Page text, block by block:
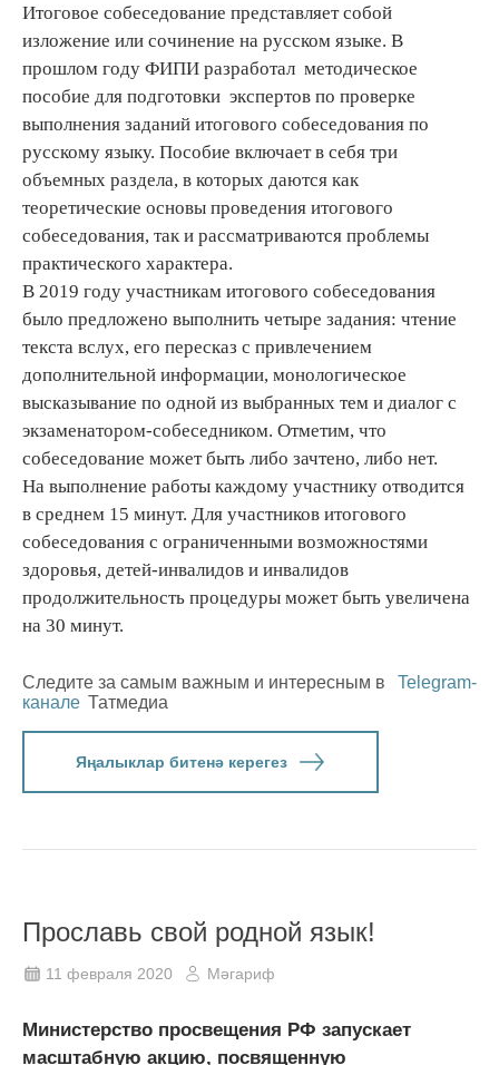
Итоговое собеседование представляет собой
изложение или сочинение на русском языке. В
прошлом году ФИПИ разработал методическое
пособие для подготовки экспертов по проверке
выполнения заданий итогового собеседования по
русскому языку. Пособие включает в себя три
объемных раздела, в которых даются как
теоретические основы проведения итогового
собеседования, так и рассматриваются проблемы
практического характера.
В 2019 году участникам итогового собеседования
было предложено выполнить четыре задания: чтение
текста вслух, его пересказ с привлечением
дополнительной информации, монологическое
высказывание по одной из выбранных тем и диалог с
экзаменатором-собеседником. Отметим, что
собеседование может быть либо зачтено, либо нет.
На выполнение работы каждому участнику отводится
в среднем 15 минут. Для участников итогового
собеседования с ограниченными возможностями
здоровья, детей-инвалидов и инвалидов
продолжительность процедуры может быть увеличена
на 30 минут.
Следите за самым важным и интересным в
Telegram-
канале Татмедиа
Яңалыклар битенә керегез
Прославь свой родной язык!
11 февраля 2020 Мәгариф
Министерство просвещения РФ запускает
масштабную акцию, посвященную